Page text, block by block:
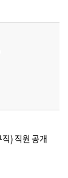
) 직원 공개